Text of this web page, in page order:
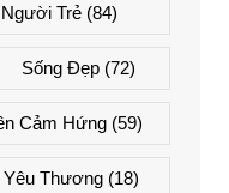
Trẻ (84)
Sống Đẹp (72)
Cảm Hứng(59)
Yêu Thương(18)